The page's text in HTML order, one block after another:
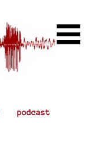
podcast